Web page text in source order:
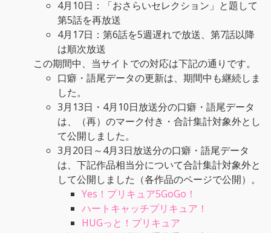
4月10日：「おさらいセレクション」と題して
第5話を再放送
4月17日：第6話を5週遅れで放送、第7話以降
は順次放送
この期間中、当サイトでの対応は下記の通りです。
口癖・語尾データの更新は、期間中も継続しま
した。
3月13日・4月10日放送分の口癖・語尾データ
は、（再）のマーク付き・合計集計対象外とし
て公開しました。
3月20日～4月3日放送分の口癖・語尾データ
は、下記作品相当分について合計集計対象外と
して公開しました（各作品のページで公開）。
Yes！プリキュア5GoGo！
ハートキャッチプリキュア！
HUGっと！プリキュア